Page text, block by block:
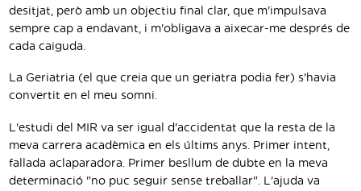
desitjat, però amb un objectiu final clar, que m'impulsava
sempre cap a endavant, i m'obligava a aixecar-me després de
cada caiguda.
La Geriatria (el que creia que un geriatra podia fer) s'havia
convertit en el meu somni.
L'estudi del MIR va ser igual d'accidentat que la resta de la
meva carrera acadèmica en els últims anys. Primer intent,
fallada aclaparadora. Primer besllum de dubte en la meva
determinació "no puc seguir sense treballar". L'ajuda va